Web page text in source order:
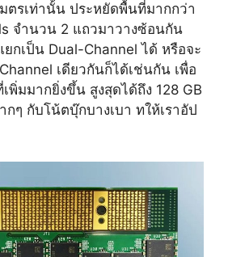
ตรเท่านั้น ประหยัดพื้นที่มากกว่า
จำนวน 2 แถวมาวางซ้อนกัน
กเป็น Dual-Channel ได้ หรือจะ
เดียวกันก็ได้เช่นกัน เพื่อ
พิ่มมากยิ่งขึ้น สูงสุดได้ถึง 128 GB
กๆ กับโน้ตบุ๊กบางเบา ทให้เราอัป